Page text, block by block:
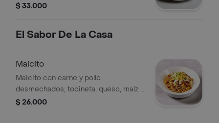
codorniz, vegetales y papas a la
$ 33.000
El Sabor De La Casa
Maicito
Maicito con carne y pollo
desmechados, tocineta, queso, maíz y
crema de leche.
$ 26.000